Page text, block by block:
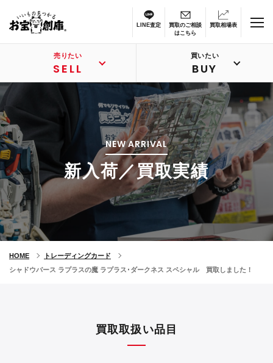
LINE査定
買取のご相談
はこちら
買取相場表
売りたい
SELL
買いたい
BUY
NEW ARRIVAL
新入荷／買取実績
HOME
トレーディングカード
シャドウバース ラプラスの魔 ラプラス･ダークネス スペシャル 買取しました！
買取取扱い品目